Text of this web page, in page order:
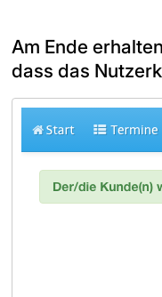
Am Ende
dass das